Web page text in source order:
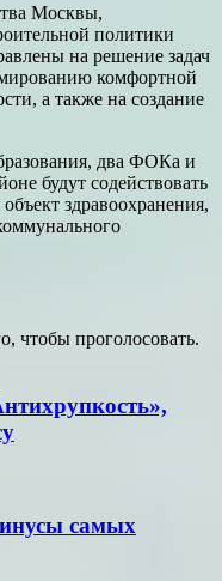
Москвы,
политики
на решение задач
комфортной
а также на создание
два ФОКа и
будут содействовать
здравоохранения,
чтобы проголосовать.
самых